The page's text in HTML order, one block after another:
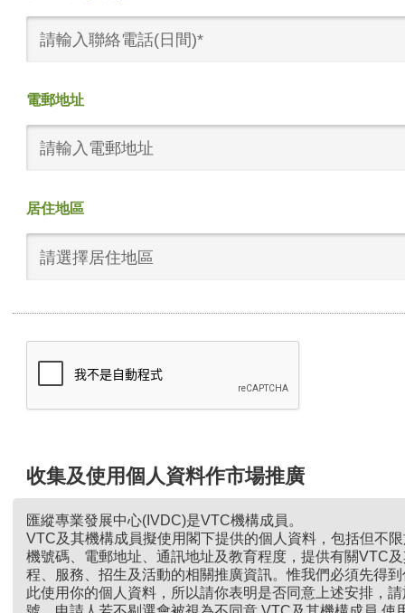
電郵地址
居住地區
請選擇居住地區
收集及使用個人資料作市場推廣
匯縱專業發展中心(IVDC)是VTC機構成員。
VTC及其機構成員擬使用閣下提供的個人資料，包括但不
機號碼、電郵地址、通訊地址及教育程度，提供有關VTC
程、服務、招生及活動的相關推廣資訊。惟我們必須先得
此使用你的個人資料，所以請你表明是否同意上述安排，